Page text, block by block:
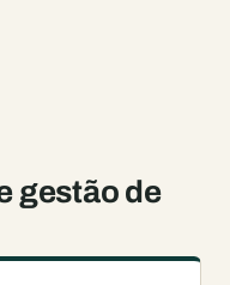
gestão de